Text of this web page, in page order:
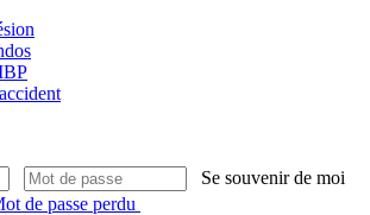
Se souvenir de moi
de passe perdu